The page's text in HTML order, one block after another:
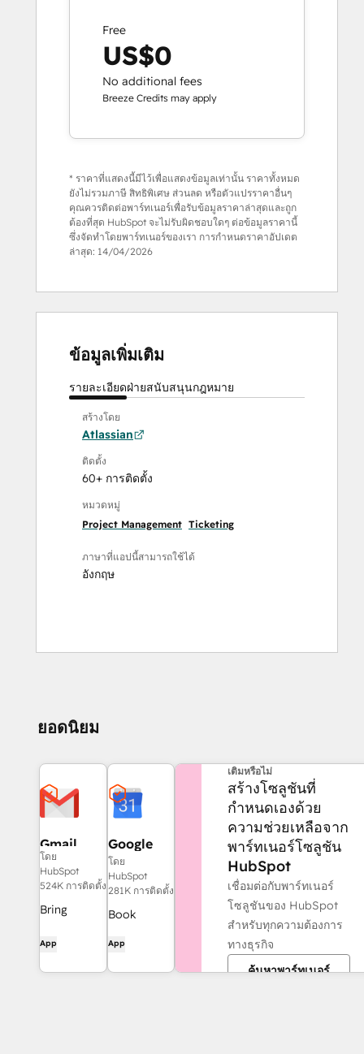
Free
US$0
No additional fees
Breeze Credits may apply
* ราคาที่แสดงนี้มีไว้เพื่อแสดงข้อมูลเท่านั้น ราคาทั้งหมด
ยังไม่รวมภาษี สิทธิพิเศษ ส่วนลด หรือตัวแปรราคาอื่นๆ
คุณควรติดต่อพาร์ทเนอร์เพื่อรับข้อมูลราคาล่าสุดและถูก
ต้องที่สุด HubSpot จะไม่รับผิดชอบใดๆ ต่อข้อมูลราคานี้
ซึ่งจัดทำโดยพาร์ทเนอร์ของเรา การกำหนดราคาอัปเดต
ล่าสุด: 14/04/2026
ข้อมูลเพิ่มเติม
รายละเอียดฝ่ายสนับสนุนกฎหมาย
สร้างโดย
Atlassian
ติดตั้ง
60+ การติดตั้ง
หมวดหมู่
Project Management Ticketing
ภาษาที่แอปนี้สามารถใช้ได้
อังกฤษ
ยอดนิยม
Gmail
โดย
HubSpot
524K การติดตั้ง
Bring
your inbox
with the
App
Google
Calendar
โดย
HubSpot
281K การติดตั้ง
Book
easily with
App
เติมหรือไม่
สร้างโซลูชันที่
กำหนดเองด้วย
ความช่วยเหลือจาก
พาร์ทเนอร์โซลูชัน
HubSpot
เชื่อมต่อกับพาร์ทเนอร์
โซลูชันของ HubSpot
สำหรับทุกความต้องการ
ทางธุรกิจ
ค้นหาพาร์ทเนอร์